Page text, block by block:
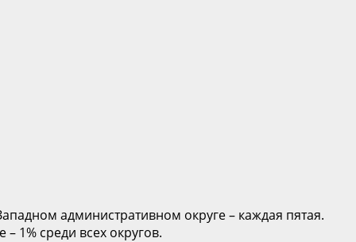
административном округе – каждая пятая.
1% среди всех округов.